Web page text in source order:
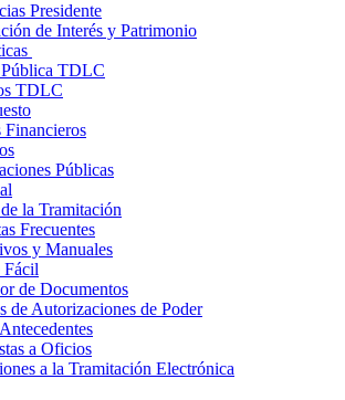
Presidente
de Interés y Patrimonio
TDLC
TDLC
Financieros
Públicas
la Tramitación
Frecuentes
y Manuales
Fácil
de Documentos
de Autorizaciones de Poder
a Oficios
a la Tramitación Electrónica